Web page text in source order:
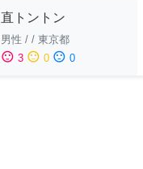
直トントン
男性 / / 東京都
sentiment_satisfied 3 sentiment_neutral 0 sentiment_dissatisfied 0